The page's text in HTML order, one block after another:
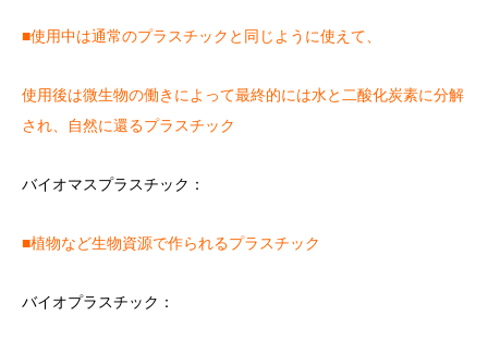
■使用中は通常のプラスチックと同じように使えて、
使用後は微生物の働きによって最終的には水と二酸化炭素に分解
され、自然に還るプラスチック
バイオマスプラスチック：
■植物など生物資源で作られるプラスチック
バイオプラスチック：